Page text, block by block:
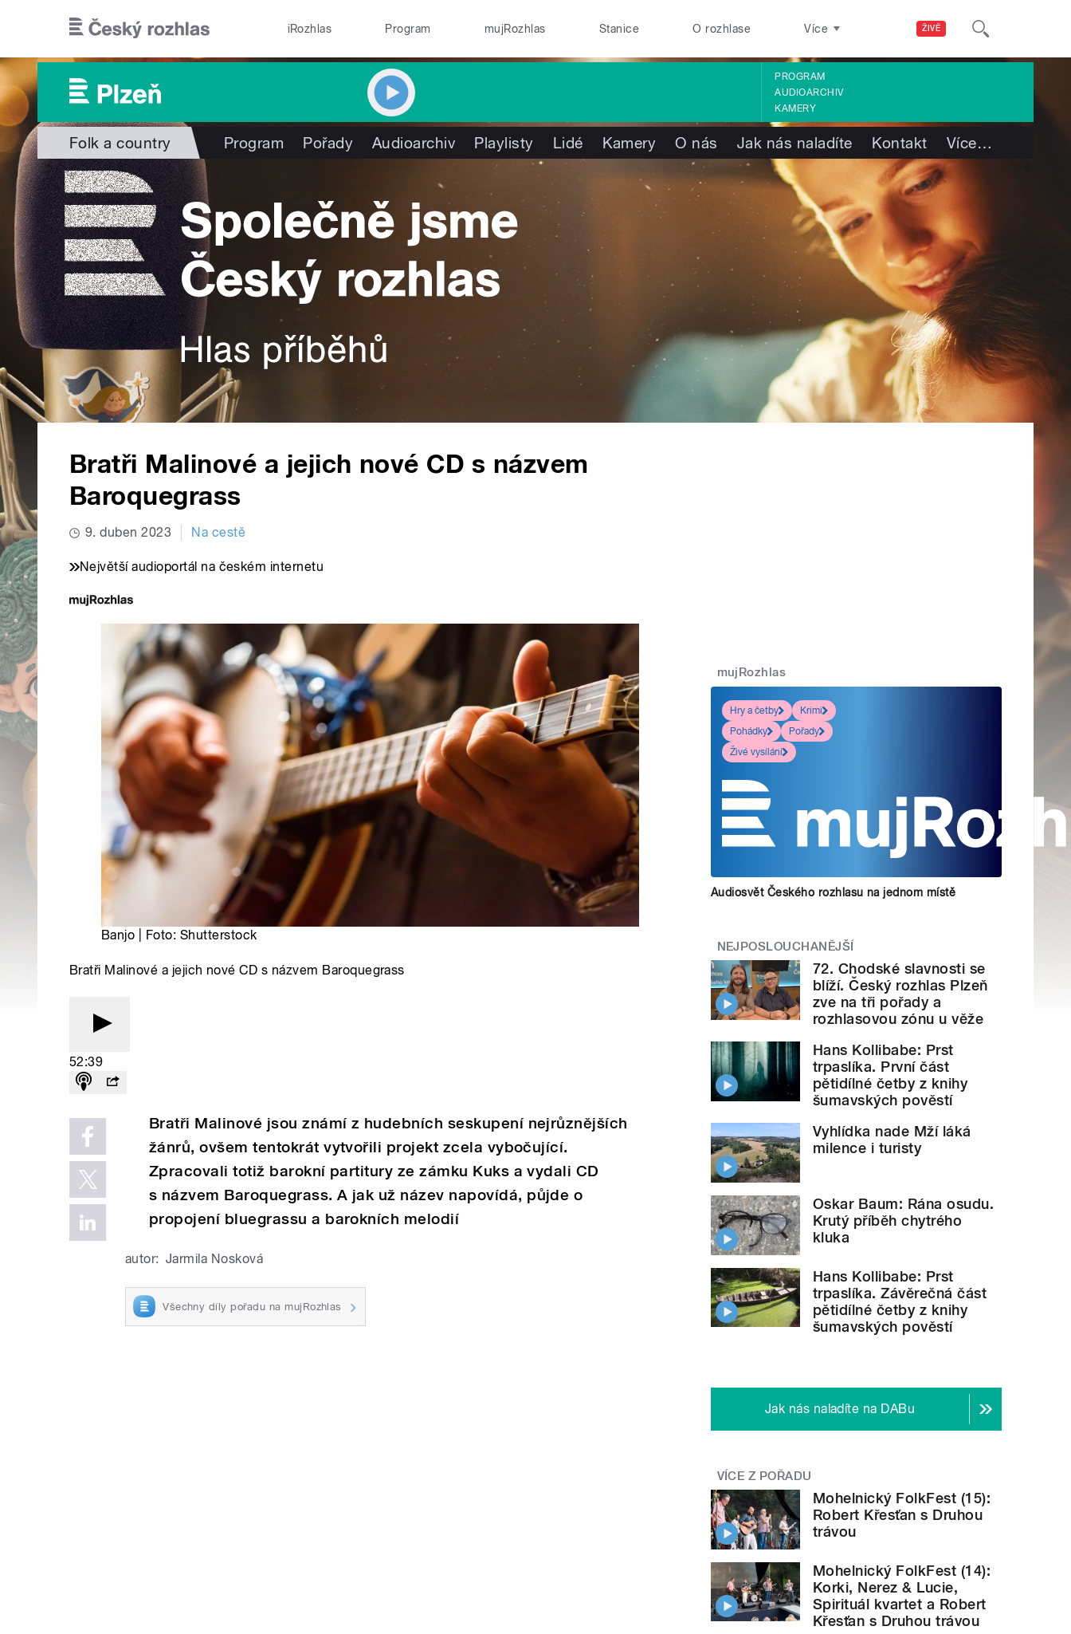
ŽIVĚ
iRozhlas Program mujRozhlas Stanice O rozhlase Více
PROGRAM
AUDIOARCHIV
KAMERY
Folk a country Program Pořady Audioarchiv Playlisty Lidé Kamery O nás Jak nás naladíte Kontakt Více…
Bratři Malinové a jejich nové CD s názvem
Baroquegrass
9. duben 2023 Na cestě
Největší audioportál na českém internetu
Banjo | Foto: Shutterstock
Bratři Malinové a jejich nové CD s názvem Baroquegrass
52:39
Bratři Malinové jsou známí z hudebních seskupení nejrůznějších
žánrů, ovšem tentokrát vytvořili projekt zcela vybočující.
Zpracovali totiž barokní partitury ze zámku Kuks a vydali CD
s názvem Baroquegrass. A jak už název napovídá, půjde o
propojení bluegrassu a barokních melodií
autor: Jarmila Nosková
Všechny díly pořadu na mujRozhlas
mujRozhlas
Hry a četby
Krimi
Pohádky
Pořady
Živé vysílání
Audiosvět Českého rozhlasu na jednom místě
NEJPOSLOUCHANĚJŠÍ
72. Chodské slavnosti se
blíží. Český rozhlas Plzeň
zve na tři pořady a
rozhlasovou zónu u věže
Hans Kollibabe: Prst
trpaslíka. První část
pětidílné četby z knihy
šumavských pověstí
Vyhlídka nade Mží láká
milence i turisty
Oskar Baum: Rána osudu.
Krutý příběh chytrého
kluka
Hans Kollibabe: Prst
trpaslíka. Závěrečná část
pětidílné četby z knihy
šumavských pověstí
Jak nás naladíte na DABu
VÍCE Z POŘADU
Mohelnický FolkFest (15):
Robert Křesťan s Druhou
trávou
Mohelnický FolkFest (14):
Korki, Nerez & Lucie,
Spirituál kvartet a Robert
Křesťan s Druhou trávou